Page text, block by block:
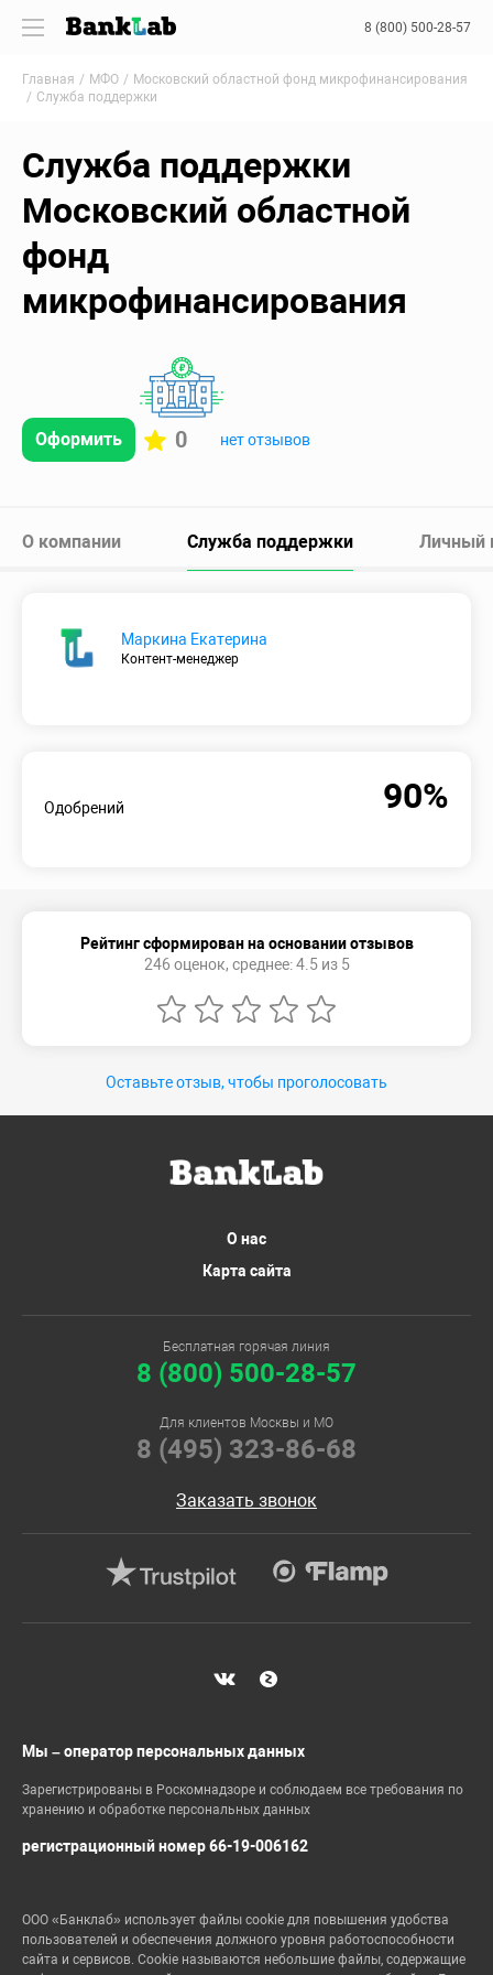
8 (800) 500-28-57
Главная МФО
Московский областной фонд микрофинансирования
Служба поддержки
Служба поддержки
Московский областной
фонд
микрофинансирования
Оформить 0 нет отзывов
О компании Служба поддержки Личный
Маркина Екатерина
Контент-менеджер
Одобрений 90%
Рейтинг сформирован на основании отзывов
246 оценок, среднее: 4.5 из 5
Оставьте отзыв, чтобы проголосовать
О нас
Карта сайта
Бесплатная горячая линия
8 (800) 500-28-57
Для клиентов Москвы и МО
8 (495) 323-86-68
Заказать звонок
Мы – оператор персональных данных
Зарегистрированы в Роскомнадзоре и соблюдаем все требования по
хранению и обработке персональных данных
регистрационный номер 66-19-006162
ООО «Банклаб» использует файлы cookie для повышения удобства
пользователей и обеспечения должного уровня работоспособности
сайта и сервисов. Cookie называются небольшие файлы, содержащие